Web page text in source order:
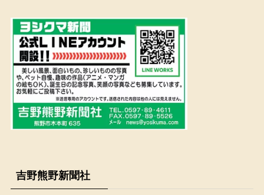
吉野熊野新聞社